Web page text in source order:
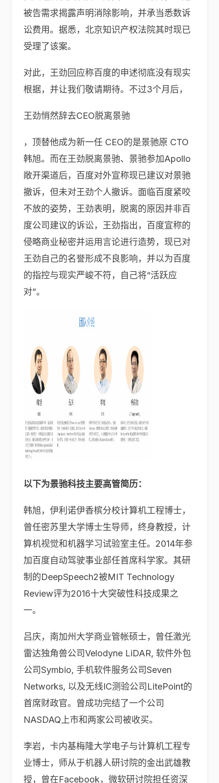
被告需求揭露声明消除影响，并承当悉数诉
讼费用。据悉，北京知识产权法院其时现已
受理了该案。
对此，王劲回应称百度的申述彻底没有现实
根据，并让我们敬请期待。不过3个月后，
王劲悄然辞去CEO脱离景驰
，顶替他成为新一任 CEO的是景驰原 CTO
韩旭。而在王劲脱离景驰、景驰参加Apollo
敞开渠道后，百度对外宣称现已建议对景驰
撤诉，但未对王劲个人撤诉。面临百度紧咬
不放的姿势，王劲表明，脱离的原因并非百
度公司建议的诉讼，王劲指出，百度宣称的
侵略商业秘密并运用言论进行造势，现已对
王劲自己的名誉形成不良影响，并以为百度
的指控与现实严峻不符，自己将“活跃应
对”。
以下为景驰科技主要高管简历：
韩旭，伊利诺伊香槟分校计算机工程博士，
曾任密苏里大学博士生导师，终身教授，计
算机视觉和机器学习试验室主任。2014年参
加百度自动驾驶事业部任首席科学家。其研
制的DeepSpeech2被MIT Technology
Review评为2016十大突破性科技成果之
一。
吕庆，南加州大学商业管帐硕士，曾任激光
雷达独角兽公司Velodyne LiDAR, 软件外包
公司Symbio, 手机软件服务公司Seven
Networks, 以及无线IC测验公司LitePoint的
首席财政官。曾成功完结了一个公司
NASDAQ上市和两家公司被收买。
李岩，卡内基梅隆大学电子与计算机工程专
业博士，师从于机器人研讨院的金出武雄教
授，曾在Facebook，微软研讨院担任资深